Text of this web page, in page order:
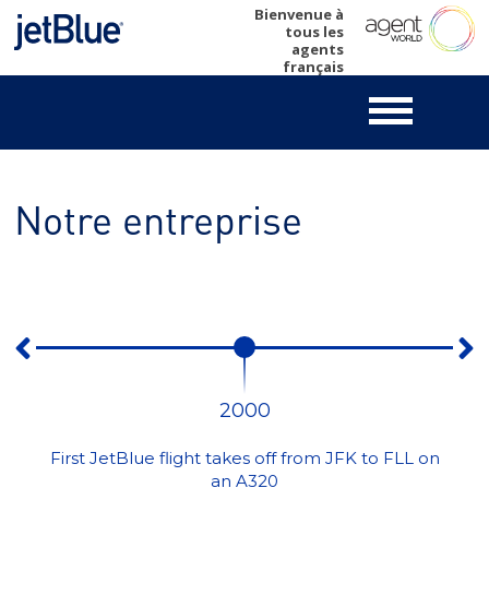
Skip
Bienvenue à
tous les
agents
français
Notre entreprise
2000
First JetBlue flight takes off from JFK to FLL on
an A320